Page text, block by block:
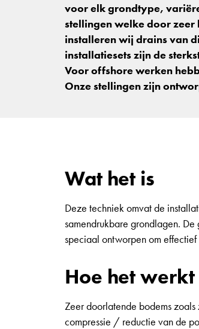
voor elk grondtype,
stellingen welke door zeer
installeren wij drains van
installatiesets zijn de
Voor offshore werken
Onze stellingen zijn
Wat het is
Deze techniek omvat de
samendrukbare grondlagen.
speciaal ontworpen om
Hoe het werkt
Zeer doorlatende bodems
compressie / reductie van de